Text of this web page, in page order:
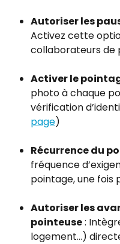
Autoriser les
Activez cette
collaborateurs de
Activer le
photo à chaque
vérification
page)
Récurrence du
fréquence
pointage, une fois
Autoriser les
pointeuse :
logement…)